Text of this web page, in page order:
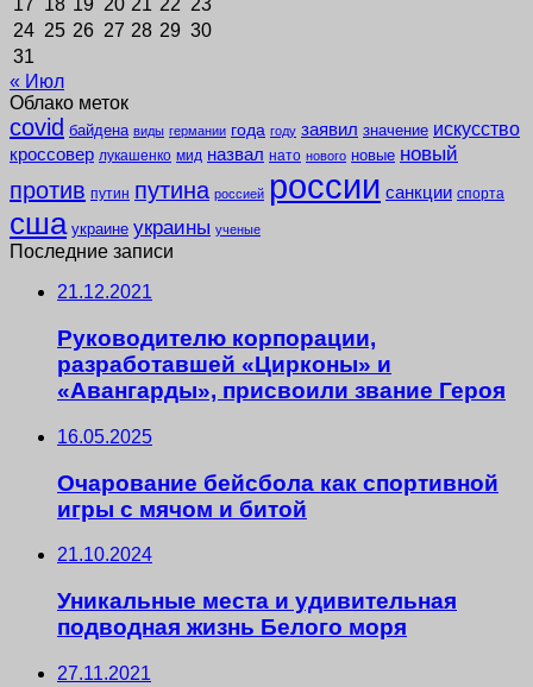
17 18 19 20 21 22 23
24 25 26 27 28 29 30
31
« Июл
Облако меток
covid байдена виды германии года году заявил значение искусство
кроссовер лукашенко мид назвал нато нового новые новый
против путин путина россией россии санкции спорта
сша украине украины ученые
Последние записи
21.12.2021
Руководителю корпорации,
разработавшей «Цирконы» и
«Авангарды», присвоили звание Героя
16.05.2025
Очарование бейсбола как спортивной
игры с мячом и битой
21.10.2024
Уникальные места и удивительная
подводная жизнь Белого моря
27.11.2021